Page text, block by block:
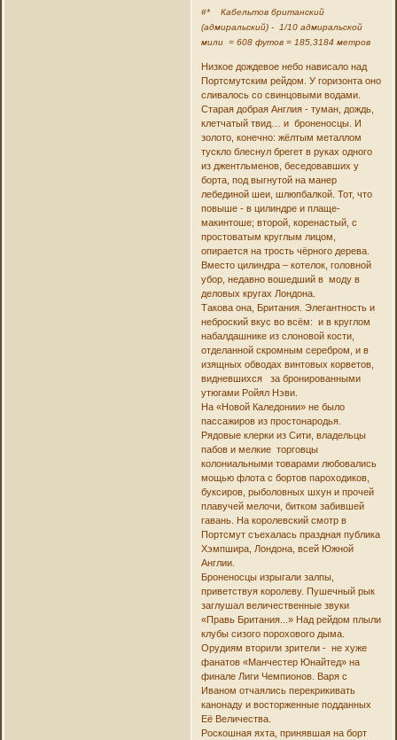
#* Кабельтов британский
(адмиральский) - 1/10 адмиральской
мили = 608 футов = 185,3184 метров
Низкое дождевое небо нависало над
Портсмутским рейдом. У горизонта оно
сливалось со свинцовыми водами.
Старая добрая Англия - туман, дождь,
клетчатый твид… и броненосцы. И
золото, конечно: жёлтым металлом
тускло блеснул брегет в руках одного
из джентльменов, беседовавших у
борта, под выгнутой на манер
лебединой шеи, шлюпбалкой. Тот, что
повыше - в цилиндре и плаще-
макинтоше; второй, коренастый, с
простоватым круглым лицом,
опирается на трость чёрного дерева.
Вместо цилиндра – котелок, головной
убор, недавно вошедший в моду в
деловых кругах Лондона.
Такова она, Британия. Элегантность и
неброский вкус во всём: и в круглом
набалдашнике из слоновой кости,
отделанной скромным серебром, и в
изящных обводах винтовых корветов,
видневшихся за бронированными
утюгами Ройял Нэви.
На «Новой Каледонии» не было
пассажиров из простонародья.
Рядовые клерки из Сити, владельцы
пабов и мелкие торговцы
колониальными товарами любовались
мощью флота с бортов пароходиков,
буксиров, рыболовных шхун и прочей
плавучей мелочи, битком забившей
гавань. На королевский смотр в
Портсмут съехалась праздная публика
Хэмпшира, Лондона, всей Южной
Англии.
Броненосцы изрыгали залпы,
приветствуя королеву. Пушечный рык
заглушал величественные звуки
«Правь Британия...» Над рейдом плыли
клубы сизого порохового дыма.
Орудиям вторили зрители - не хуже
фанатов «Манчестер Юнайтед» на
финале Лиги Чемпионов. Варя с
Иваном отчаялись перекрикивать
канонаду и восторженные подданных
Её Величества.
Роскошная яхта, принявшая на борт